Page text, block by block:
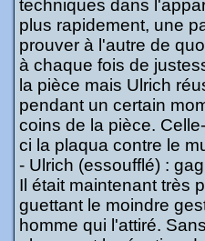
techniques dans
plus rapidement, une
prouver à l'autre de
à chaque fois de
la pièce mais Ulrich
pendant un certain
coins de la pièce.
ci la plaqua contre le
- Ulrich (essoufflé) :
Il était maintenant très
guettant le moindre
homme qui l'attiré.